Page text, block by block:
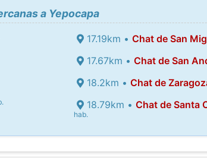
a Yepocapa
17.19km •Chat de San
17.67km •Chat de San
18.2km •Chat de
18.79km •Chat de Santa
hab.